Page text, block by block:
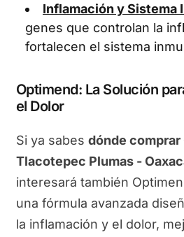
Inflamación y Sistema
genes que controlan la
fortalecen el sistema
Optimend: La Solución
el Dolor
Si ya sabes dónde comprar
Tlacotepec Plumas -
interesará también
una fórmula avanzada
la inflamación y el dolor,